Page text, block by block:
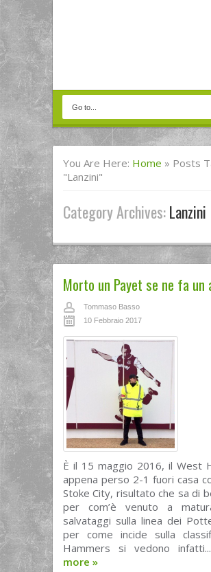
You Are Here: Home » Posts
"Lanzini"
Category Archives:Lanzini
Morto un Payet se ne fa un
Tommaso Basso
10 Febbraio 2017
È il 15 maggio 2016, il West
appena perso 2-1 fuori casa
Stoke City, risultato che sa di
per com’è venuto a
salvataggi sulla linea dei
per come incide sulla
Hammers si vedono
more »